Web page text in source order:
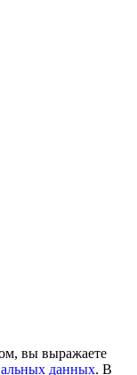
вы выражаете
данных. В